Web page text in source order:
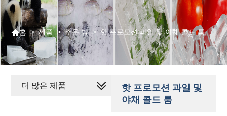
홈 > 제품 > 추운 방 > 핫 프로모션 과일 및 야채 콜드 룸
핫 프로모션 과일 및
야채 콜드 룸
더 많은 제품